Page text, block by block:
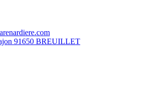
91650 BREUILLET